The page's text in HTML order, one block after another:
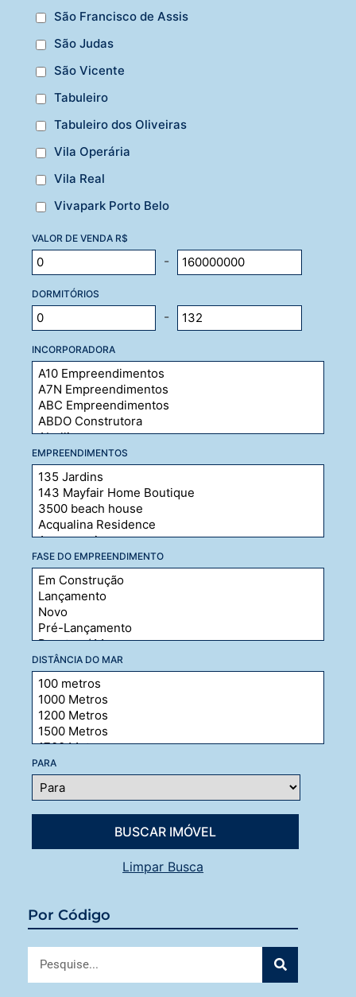
São Francisco de Assis
São Judas
São Vicente
Tabuleiro
Tabuleiro dos Oliveiras
Vila Operária
Vila Real
Vivapark Porto Belo
VALOR DE VENDA R$
-
DORMITÓRIOS
-
INCORPORADORA
EMPREENDIMENTOS
FASE DO EMPREENDIMENTO
DISTÂNCIA DO MAR
PARA
Limpar Busca
Por Código